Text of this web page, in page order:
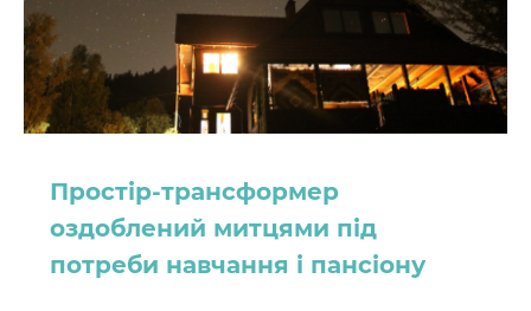
Простір-трансформер
оздоблений митцями під
потреби навчання і пансіону